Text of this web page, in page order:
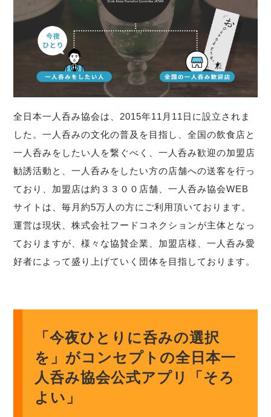
全日本一人呑み協会は、2015年11月11日に設立されま
した。一人呑みの文化の普及を目指し、全国の飲食店と
一人呑みをしたい人を繋ぐべく、一人呑み歓迎の加盟店
勧誘活動と、一人呑みをしたい方の店舗への送客を行っ
ており、加盟店は約３３００店舗、一人呑み協会WEB
サイトは、毎月約5万人の方にご利用頂いております。
運営は現状、株式会社フードコネクションが主体となっ
ておりますが、様々な協賛企業、加盟店様、一人呑み愛
好者によって盛り上げていく団体を目指しております。
「今夜ひとりに呑みの選択
を」がコンセプトの全日本一
人呑み協会公式アプリ「そろ
よい」